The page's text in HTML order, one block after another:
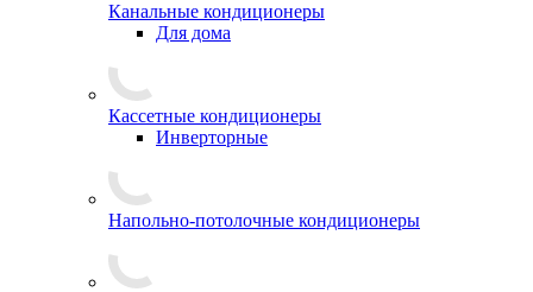
Канальные кондиционеры
Для дома
Кассетные кондиционеры
Инверторные
Напольно-потолочные кондиционеры